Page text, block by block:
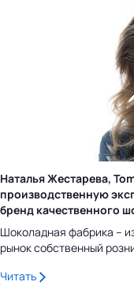
Наталья Жестарева,
производственную
бренд качественного
Шоколадная фабрика –
рынок собственный
Читать